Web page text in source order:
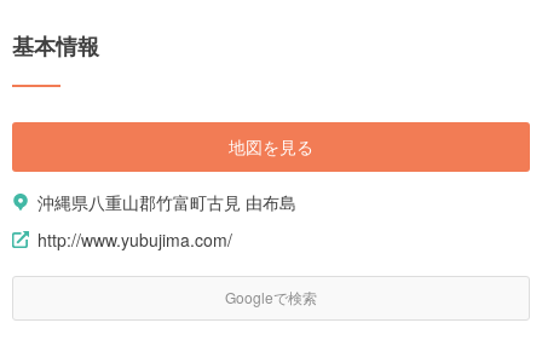
基本情報
地図を見る
沖縄県八重山郡竹富町古見 由布島
http://www.yubujima.com/
Googleで検索